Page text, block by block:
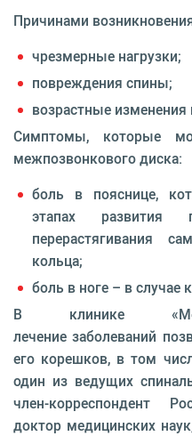
Причинами
чрезмерные нагрузки;
повреждения спины;
возрастные изменения
Симптомы, которые
межпозвонкового диска:
боль в пояснице,
этапах
перерастягивания
кольца;
боль в ноге – в случае
В клинике
лечение заболеваний
его корешков, в том
один из ведущих
член-корреспондент
доктор медицинских